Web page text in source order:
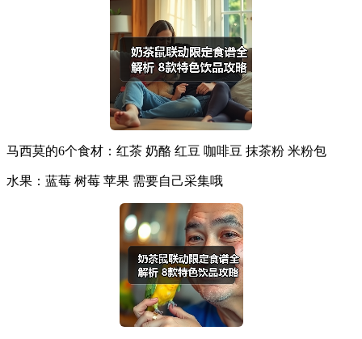
马西莫的6个食材：红茶 奶酪 红豆 咖啡豆 抹茶粉 米粉包
水果：蓝莓 树莓 苹果 需要自己采集哦